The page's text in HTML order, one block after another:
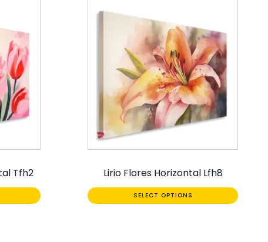
Tfh2 Lirio Flores Horizontal Lfh8
SELECT OPTIONS